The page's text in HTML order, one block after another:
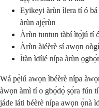
Eyikeyi àrùn ìlera tí ó bá
àrùn ajẹ́rùn
Àrùn tuntun tàbí ìtọ́jú tí
Àrùn àléèrè sí awọn
Ìtàn ìdílé nípa àrùn
Wá pẹ̀lú awọn ìbéèrè nípa
àwọn àmì tí o gbọ́dọ̀ ṣọ́ra fún
jáde láti béèrè nípa awọn ọ̀nà